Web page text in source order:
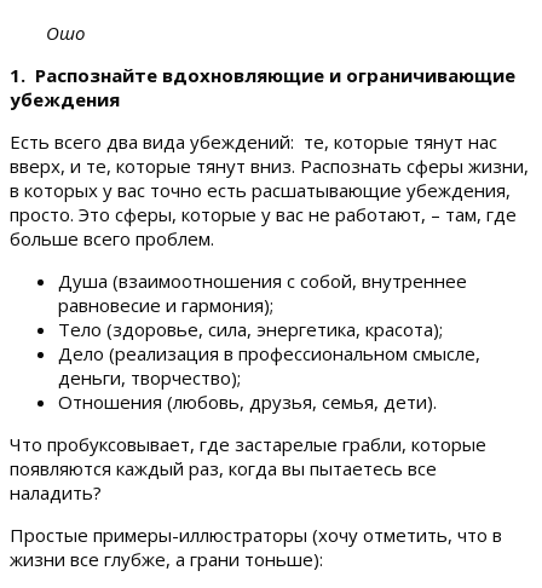
Ошо
1. Распознайте вдохновляющие и ограничивающие
убеждения
Есть всего два вида убеждений: те, которые тянут нас
вверх, и те, которые тянут вниз. Распознать сферы жизни,
в которых у вас точно есть расшатывающие убеждения,
просто. Это сферы, которые у вас не работают, – там, где
больше всего проблем.
Душа (взаимоотношения с собой, внутреннее
равновесие и гармония);
Тело (здоровье, сила, энергетика, красота);
Дело (реализация в профессиональном смысле,
деньги, творчество);
Отношения (любовь, друзья, семья, дети).
Что пробуксовывает, где застарелые грабли, которые
появляются каждый раз, когда вы пытаетесь все
наладить?
Простые примеры-иллюстраторы (хочу отметить, что в
жизни все глубже, а грани тоньше):